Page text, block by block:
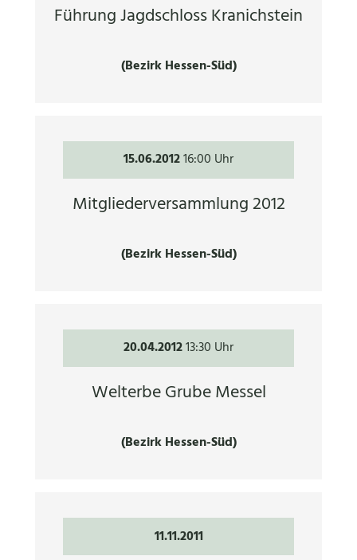
Führung Jagdschloss Kranichstein
(Bezirk Hessen-Süd)
15.06.201216:00 Uhr
Mitgliederversammlung 2012
(Bezirk Hessen-Süd)
20.04.201213:30 Uhr
Welterbe Grube Messel
(Bezirk Hessen-Süd)
11.11.2011